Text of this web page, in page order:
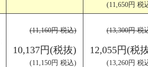
(11,650円 税
(11,160円 税込)
10,137円(税抜)
(11,150円 税込)
(13,300円 税
12,055円(税
(13,260円 税